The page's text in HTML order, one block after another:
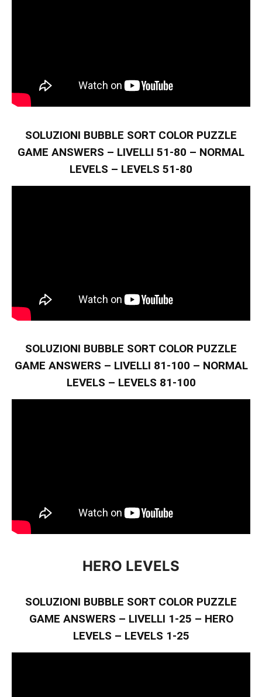
SOLUZIONI BUBBLE SORT COLOR PUZZLE
GAME ANSWERS – LIVELLI 51-80 – NORMAL
LEVELS – LEVELS 51-80
SOLUZIONI BUBBLE SORT COLOR PUZZLE
GAME ANSWERS – LIVELLI 81-100 – NORMAL
LEVELS – LEVELS 81-100
HERO LEVELS
SOLUZIONI BUBBLE SORT COLOR PUZZLE
GAME ANSWERS – LIVELLI 1-25 – HERO
LEVELS – LEVELS 1-25